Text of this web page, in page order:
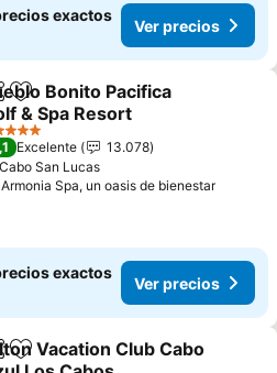
exactos
Ver precios
Agregar a favoritos
Bonito Pacifica
& Spa Resort
precios
Excelente
13.078
Cabo San Lucas
Armonia Spa, un oasis de bienestarVer
exactos
Ver precios
Agregar a favoritos
Vacation Club Cabo